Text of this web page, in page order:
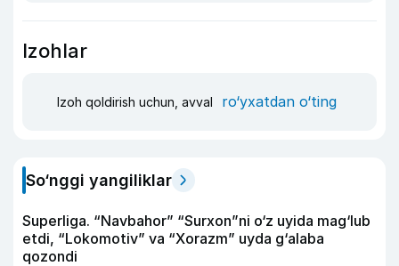
Izohlar
Izoh qoldirish uchun, avval ro‘yxatdan o‘ting
So‘nggi yangiliklar
Superliga. “Navbahor” “Surxon”ni o‘z uyida mag‘lub
etdi, “Lokomotiv” va “Xorazm” uyda g‘alaba
qozondi